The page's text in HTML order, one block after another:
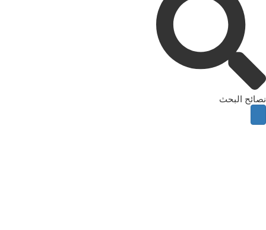
نصائح البحث